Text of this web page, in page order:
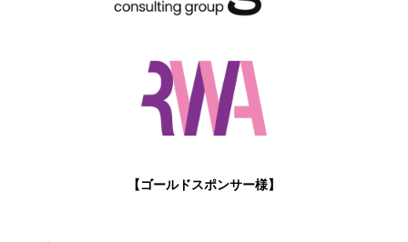
【ゴールドスポンサー様】